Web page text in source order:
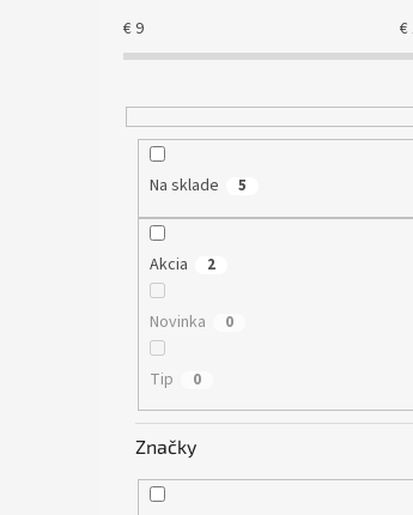
€9 €
Na sklade 5
Akcia 2
Novinka 0
Tip 0
Značky